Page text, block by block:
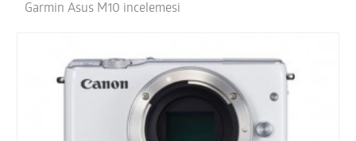
Garmin Asus M10 incelemesi